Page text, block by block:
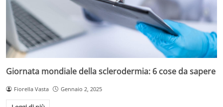
Giornata mondiale della sclerodermia: 6 cose da sapere
Fiorella Vasta Gennaio 2, 2025